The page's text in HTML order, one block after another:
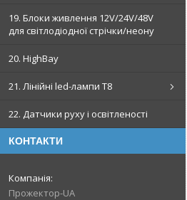
19. Блоки живлення 12V/24V/48V
для світлодіодної стрічки/неону
20. HighBay
21. Лінійні led-лампи T8
22. Датчики руху і освітленості
КОНТАКТИ
Прожектор-UA